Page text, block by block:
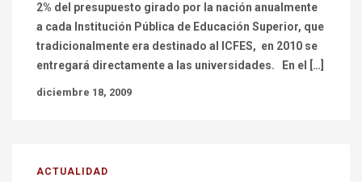
2% del presupuesto girado por la nación anualmente
a cada Institución Pública de Educación Superior, que
tradicionalmente era destinado al ICFES, en 2010 se
entregará directamente a las universidades. En el […]
diciembre 18, 2009
ACTUALIDAD